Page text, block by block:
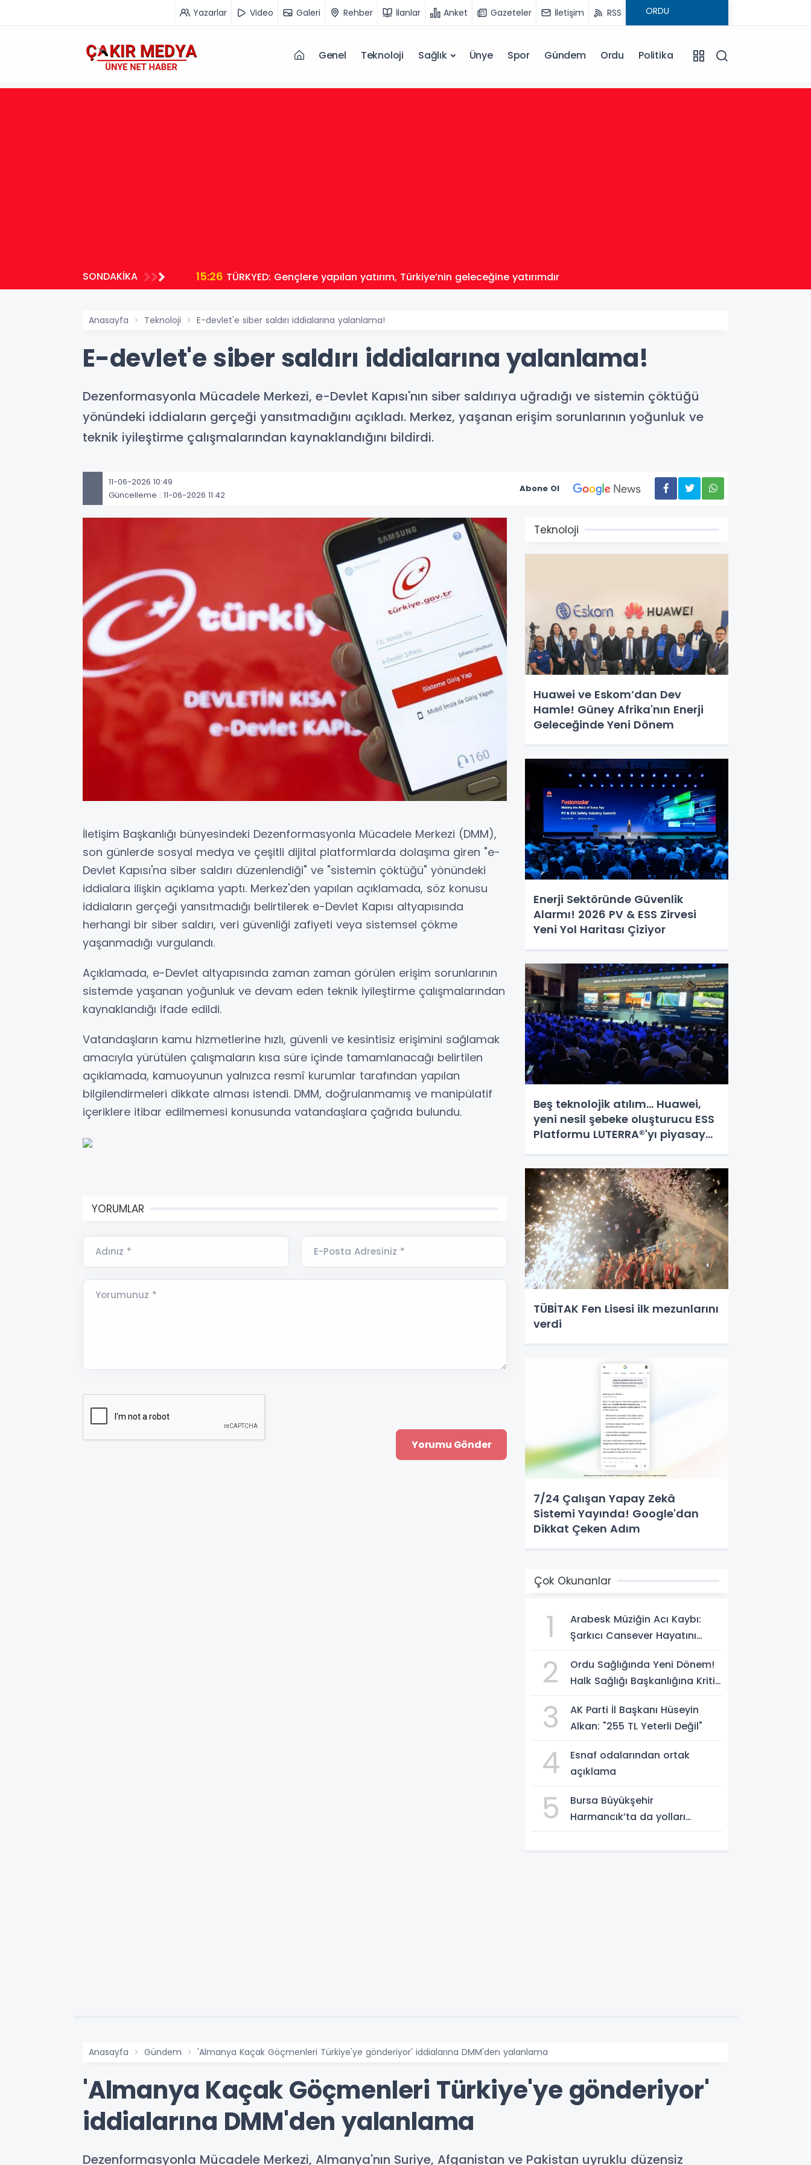
Yazarlar Video Galeri Rehber İlanlar Anket Gazeteler İletişim RSS
Genel Teknoloji Sağlık Ünye Spor Gündem Ordu Politika
SONDAKİKA 15:26 TÜRKYED: Gençlere yapılan yatırım, Türkiye’nin geleceğine yatırımdır
Anasayfa Teknoloji E-devlet'e siber saldırı iddialarına yalanlama!
E-devlet'e siber saldırı iddialarına yalanlama!
Dezenformasyonla Mücadele Merkezi, e-Devlet Kapısı'nın siber saldırıya uğradığı ve sistemin çöktüğü
yönündeki iddiaların gerçeği yansıtmadığını açıkladı. Merkez, yaşanan erişim sorunlarının yoğunluk ve
teknik iyileştirme çalışmalarından kaynaklandığını bildirdi.
11-06-2026 10:49
Güncelleme : 11-06-2026 11:42
Abone Ol
İletişim Başkanlığı bünyesindeki Dezenformasyonla Mücadele Merkezi (DMM),
son günlerde sosyal medya ve çeşitli dijital platformlarda dolaşıma giren "e-
Devlet Kapısı'na siber saldırı düzenlendiği" ve "sistemin çöktüğü" yönündeki
iddialara ilişkin açıklama yaptı. Merkez'den yapılan açıklamada, söz konusu
iddiaların gerçeği yansıtmadığı belirtilerek e-Devlet Kapısı altyapısında
herhangi bir siber saldırı, veri güvenliği zafiyeti veya sistemsel çökme
yaşanmadığı vurgulandı.
Açıklamada, e-Devlet altyapısında zaman zaman görülen erişim sorunlarının
sistemde yaşanan yoğunluk ve devam eden teknik iyileştirme çalışmalarından
kaynaklandığı ifade edildi.
Vatandaşların kamu hizmetlerine hızlı, güvenli ve kesintisiz erişimini sağlamak
amacıyla yürütülen çalışmaların kısa süre içinde tamamlanacağı belirtilen
açıklamada, kamuoyunun yalnızca resmî kurumlar tarafından yapılan
bilgilendirmeleri dikkate alması istendi. DMM, doğrulanmamış ve manipülatif
içeriklere itibar edilmemesi konusunda vatandaşlara çağrıda bulundu.
YORUMLAR
Adınız * E-Posta Adresiniz *
Yorumunuz *
Teknoloji
Huawei ve Eskom’dan Dev
Hamle! Güney Afrika'nın Enerji
Geleceğinde Yeni Dönem
Enerji Sektöründe Güvenlik
Alarmı! 2026 PV & ESS Zirvesi
Yeni Yol Haritası Çiziyor
Beş teknolojik atılım... Huawei,
yeni nesil şebeke oluşturucu ESS
Platformu LUTERRA®'yı piyasaya
TÜBİTAK Fen Lisesi ilk mezunlarını
verdi
7/24 Çalışan Yapay Zekâ
Sistemi Yayında! Google'dan
Dikkat Çeken Adım
Çok Okunanlar
1
Arabesk Müziğin Acı Kaybı:
Şarkıcı Cansever Hayatını
2
Ordu Sağlığında Yeni Dönem!
Halk Sağlığı Başkanlığına Kritik
3
AK Parti İl Başkanı Hüseyin
Alkan: "255 TL Yeterli Değil"
4
Esnaf odalarından ortak
açıklama
5
Bursa Büyükşehir
Harmancık’ta da yolları
Anasayfa Gündem 'Almanya Kaçak Göçmenleri Türkiye'ye gönderiyor' iddialarına DMM'den yalanlama
'Almanya Kaçak Göçmenleri Türkiye'ye gönderiyor'
iddialarına DMM'den yalanlama
Dezenformasyonla Mücadele Merkezi, Almanya'nın Suriye, Afganistan ve Pakistan uyruklu düzensiz